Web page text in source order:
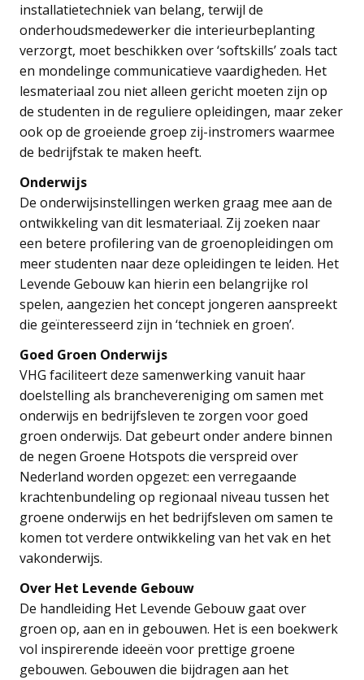
installatietechniek van belang, terwijl de
onderhoudsmedewerker die interieurbeplanting
verzorgt, moet beschikken over ‘softskills’ zoals tact
en mondelinge communicatieve vaardigheden. Het
lesmateriaal zou niet alleen gericht moeten zijn op
de studenten in de reguliere opleidingen, maar zeker
ook op de groeiende groep zij-instromers waarmee
de bedrijfstak te maken heeft.
Onderwijs
De onderwijsinstellingen werken graag mee aan de
ontwikkeling van dit lesmateriaal. Zij zoeken naar
een betere profilering van de groenopleidingen om
meer studenten naar deze opleidingen te leiden. Het
Levende Gebouw kan hierin een belangrijke rol
spelen, aangezien het concept jongeren aanspreekt
die geïnteresseerd zijn in ‘techniek en groen’.
Goed Groen Onderwijs
VHG faciliteert deze samenwerking vanuit haar
doelstelling als branchevereniging om samen met
onderwijs en bedrijfsleven te zorgen voor goed
groen onderwijs. Dat gebeurt onder andere binnen
de negen Groene Hotspots die verspreid over
Nederland worden opgezet: een verregaande
krachtenbundeling op regionaal niveau tussen het
groene onderwijs en het bedrijfsleven om samen te
komen tot verdere ontwikkeling van het vak en het
vakonderwijs.
Over Het Levende Gebouw
De handleiding Het Levende Gebouw gaat over
groen op, aan en in gebouwen. Het is een boekwerk
vol inspirerende ideeën voor prettige groene
gebouwen. Gebouwen die bijdragen aan het